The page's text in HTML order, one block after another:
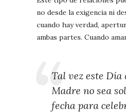
no desde la exigencia ni
cuando hay verdad,
ambas partes. Cuando
Tal vez este Día
Madre no sea
fecha para